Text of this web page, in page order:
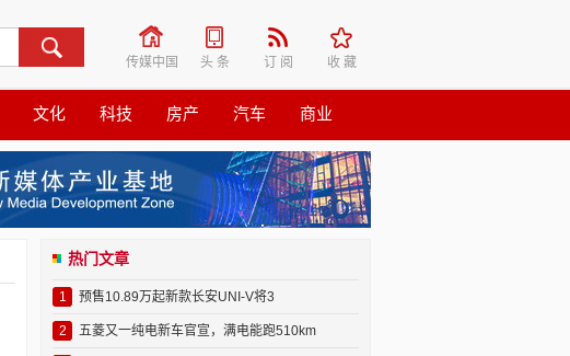
传媒中国 头 条 订 阅 收 藏
文化 科技 房产 汽车 商业
热门文章
1 预售10.89万起新款长安UNI-V将3
2 五菱又一纯电新车官宣，满电能跑510km